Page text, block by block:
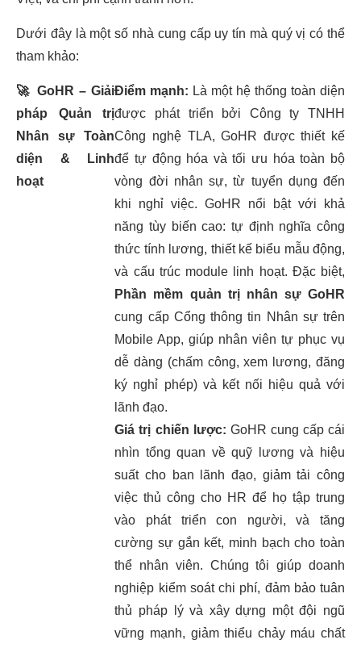
Dưới đây là một số nhà cung cấp uy tín mà quý vị có thể
tham khảo:
🚀 GoHR – Giải
pháp Quản trị
Nhân sự Toàn
diện & Linh
hoạt
Điểm mạnh: Là một hệ thống toàn diện
được phát triển bởi Công ty TNHH
Công nghệ TLA, GoHR được thiết kế
để tự động hóa và tối ưu hóa toàn bộ
vòng đời nhân sự, từ tuyển dụng đến
khi nghỉ việc. GoHR nổi bật với khả
năng tùy biến cao: tự định nghĩa công
thức tính lương, thiết kế biểu mẫu động,
và cấu trúc module linh hoạt. Đặc biệt,
Phần mềm quản trị nhân sự GoHR
cung cấp Cổng thông tin Nhân sự trên
Mobile App, giúp nhân viên tự phục vụ
dễ dàng (chấm công, xem lương, đăng
ký nghỉ phép) và kết nối hiệu quả với
lãnh đạo.
Giá trị chiến lược: GoHR cung cấp cái
nhìn tổng quan về quỹ lương và hiệu
suất cho ban lãnh đạo, giảm tải công
việc thủ công cho HR để họ tập trung
vào phát triển con người, và tăng
cường sự gắn kết, minh bạch cho toàn
thể nhân viên. Chúng tôi giúp doanh
nghiệp kiểm soát chi phí, đảm bảo tuân
thủ pháp lý và xây dựng một đội ngũ
vững mạnh, giảm thiểu chảy máu chất